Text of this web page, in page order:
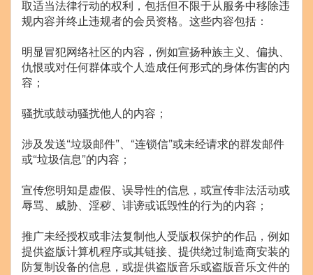
取适当法律行动的权利，包括但不限于从服务中移除违
规内容并终止违规者的会员资格。这些内容包括：
明显冒犯网络社区的内容，例如宣扬种族主义、偏执、
仇恨或对任何群体或个人造成任何形式的身体伤害的内
容；
骚扰或鼓动骚扰他人的内容；
涉及发送“垃圾邮件”、“连锁信”或未经请求的群发邮件
或“垃圾信息”的内容；
宣传您明知是虚假、误导性的信息，或宣传非法活动或
辱骂、威胁、淫秽、诽谤或诋毁性的行为的内容；
推广未经授权或非法复制他人受版权保护的作品，例如
提供盗版计算机程序或其链接、提供绕过制造商安装的
防复制设备的信息，或提供盗版音乐或盗版音乐文件的